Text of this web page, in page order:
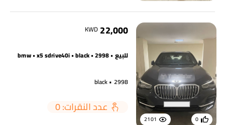
2101 0
22,000
KWD
للبيع • bmw • x5 sdrive40i • black • 2998
black • 2998
عدد النقرات: 0